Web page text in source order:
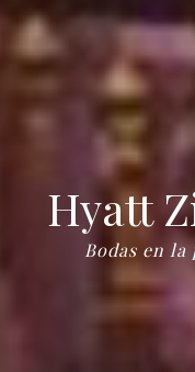
Hyatt
Bodas en